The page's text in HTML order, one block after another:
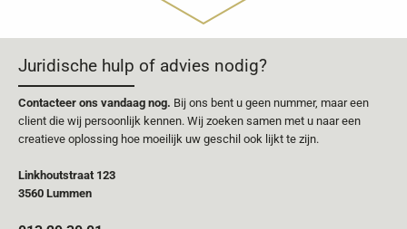
Juridische hulp of advies nodig?
Contacteer ons vandaag nog. Bij ons bent u geen nummer, maar een
client die wij persoonlijk kennen. Wij zoeken samen met u naar een
creatieve oplossing hoe moeilijk uw geschil ook lijkt te zijn.
Linkhoutstraat 123
3560 Lummen